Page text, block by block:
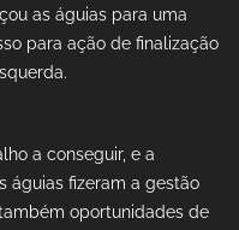
as águias para uma
para ação de finalização
a conseguir, e a
águias fizeram a gestão
oportunidades de